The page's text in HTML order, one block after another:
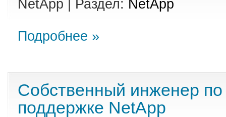
NetApp | Раздел: NetApp
Подробнее »
Собственный инженер по
поддержке NetApp